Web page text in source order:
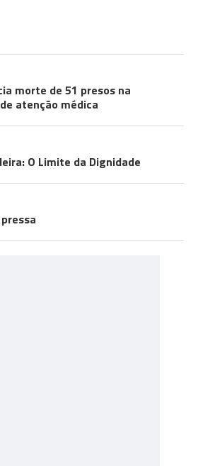
morte de 51 presos na
atenção médica
O Limite da Dignidade